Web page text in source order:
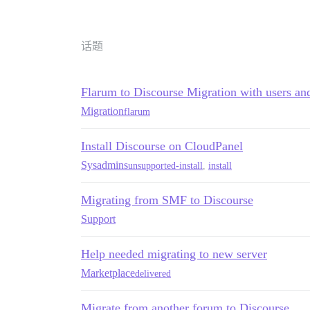
话题
Flarum to Discourse Migration with users
Migrationflarum
Install Discourse on CloudPanel
Sysadminsunsupported-install install
Migrating from SMF to Discourse
Support
Help needed migrating to new server
Marketplacedelivered